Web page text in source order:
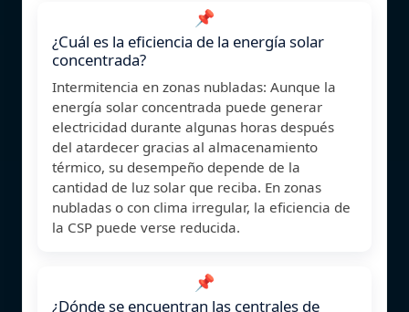
📌
¿Cuál es la eficiencia de la energía solar
concentrada?
Intermitencia en zonas nubladas: Aunque la
energía solar concentrada puede generar
electricidad durante algunas horas después
del atardecer gracias al almacenamiento
térmico, su desempeño depende de la
cantidad de luz solar que reciba. En zonas
nubladas o con clima irregular, la eficiencia de
la CSP puede verse reducida.
📌
¿Dónde se encuentran las centrales de